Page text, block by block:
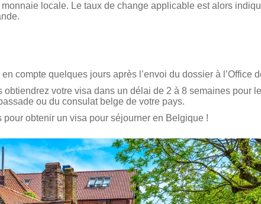
locale. Le taux de change applicable est alors
compte quelques jours après l’envoi du dossier à l’Office
votre visa dans un délai de 2 à 8 semaines pour
ou du consulat belge de votre pays.
obtenir un visa pour séjourner en Belgique !